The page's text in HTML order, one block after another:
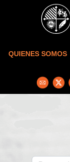
Skip to main content
QUIENES SOMOS